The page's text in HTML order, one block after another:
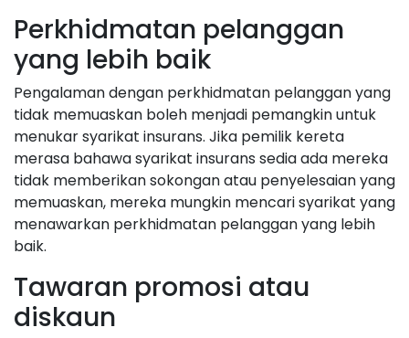
Perkhidmatan pelanggan
yang lebih baik
Pengalaman dengan perkhidmatan pelanggan yang
tidak memuaskan boleh menjadi pemangkin untuk
menukar syarikat insurans. Jika pemilik kereta
merasa bahawa syarikat insurans sedia ada mereka
tidak memberikan sokongan atau penyelesaian yang
memuaskan, mereka mungkin mencari syarikat yang
menawarkan perkhidmatan pelanggan yang lebih
baik.
Tawaran promosi atau
diskaun